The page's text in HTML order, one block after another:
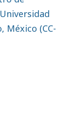
México (CC-